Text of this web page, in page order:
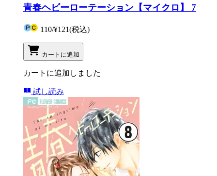
青春ヘビーローテーション【マイクロ】 7
110/¥121(税込)
カートに追加
カートに追加しました
試し読み